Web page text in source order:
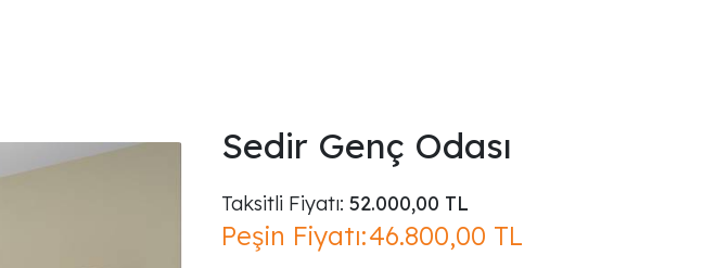
Sedir Genç Odası
Taksitli Fiyatı: 52.000,00 TL
Peşin Fiyatı:46.800,00 TL